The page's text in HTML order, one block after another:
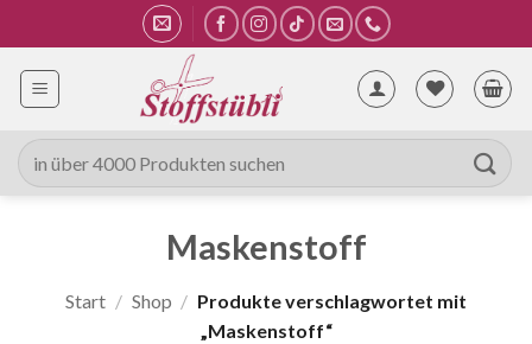
Inhalt
springen
Suche
nach:
Maskenstoff
Start / Shop / Produkte verschlagwortet mit
„Maskenstoff“